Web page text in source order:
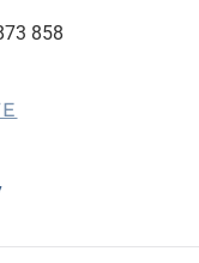
858